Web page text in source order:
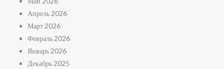
Апрель 2026
Март 2026
Февраль 2026
Январь 2026
Декабрь 2025